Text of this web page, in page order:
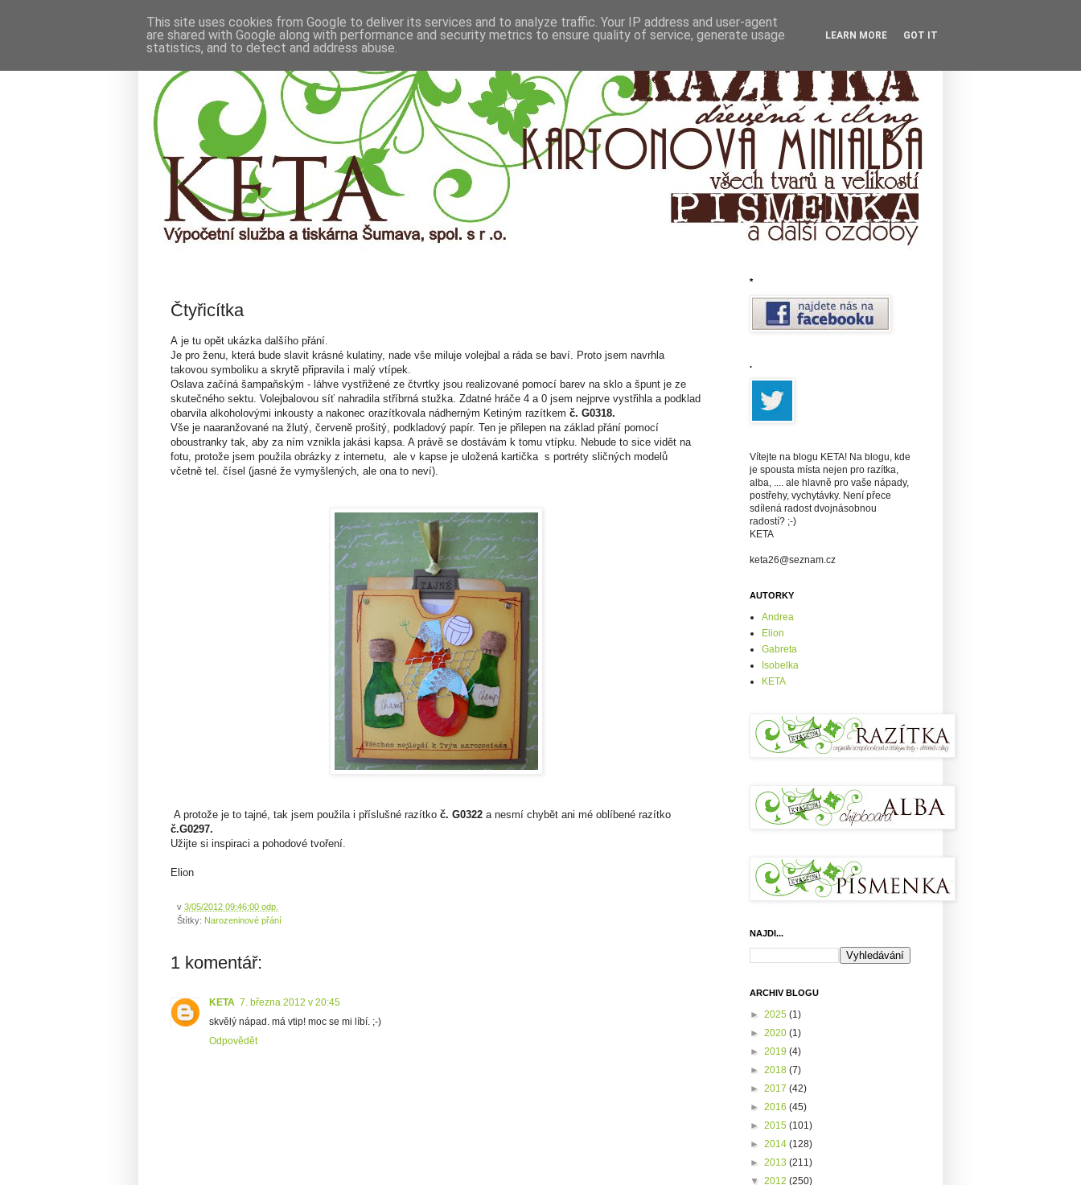
Čtyřicítka
A je tu opět ukázka dalšího přání.
Je pro ženu, která bude slavit krásné kulatiny, nade vše miluje volejbal a ráda se baví. Proto jsem navrhla
takovou symboliku a skrytě připravila i malý vtípek.
Oslava začíná šampaňským - láhve vystřižené ze čtvrtky jsou realizované pomocí barev na sklo a špunt je ze
skutečného sektu. Volejbalovou síť nahradila stříbrná stužka. Zdatné hráče 4 a 0 jsem nejprve vystřihla a podklad
obarvila alkoholovými inkousty a nakonec orazítkovala nádherným Ketiným razítkem č. G0318.
Vše je naaranžované na žlutý, červeně prošitý, podkladový papír. Ten je přilepen na základ přání pomocí
oboustranky tak, aby za ním vznikla jakási kapsa. A právě se dostávám k tomu vtípku. Nebude to sice vidět na
fotu, protože jsem použila obrázky z internetu, ale v kapse je uložená kartička s portréty sličných modelů
včetně tel. čísel (jasné že vymyšlených, ale ona to neví).
A protože je to tajné, tak jsem použila i příslušné razítko č. G0322 a nesmí chybět ani mé oblíbené razítko
č.G0297.
Užijte si inspiraci a pohodové tvoření.
Elion
v 3/05/2012 09:46:00 odp.
Štítky: Narozeninové přání
1 komentář:
KETA 7. března 2012 v 20:45
skvělý nápad. má vtip! moc se mi líbí. ;-)
Odpovědět
*
.
Vítejte na blogu KETA! Na blogu, kde
je spousta místa nejen pro razítka,
alba, .... ale hlavně pro vaše nápady,
postřehy, vychytávky. Není přece
sdílená radost dvojnásobnou
radostí? ;-)
KETA
keta26@seznam.cz
AUTORKY
Andrea
Elion
Gabreta
Isobelka
KETA
NAJDI...
ARCHIV BLOGU
► 2025 (1)
► 2020 (1)
► 2019 (4)
► 2018 (7)
► 2017 (42)
► 2016 (45)
► 2015 (101)
► 2014 (128)
► 2013 (211)
▼ 2012 (250)
This site uses cookies from Google to deliver its services and to analyze traffic. Your IP address and user-agent
are shared with Google along with performance and security metrics to ensure quality of service, generate usage
statistics, and to detect and address abuse.
LEARN MORE GOT IT